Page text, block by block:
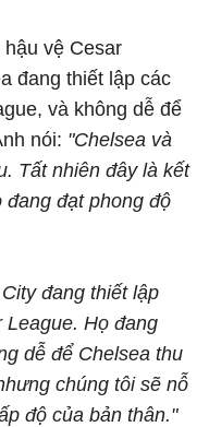
vệ Cesar
đang thiết lập các
và không dễ để
nói: "Chelsea và
Tất nhiên đây là kết
đang đạt phong độ
đang thiết lập
League. Họ đang
dễ để Chelsea thu
chúng tôi sẽ nỗ
độ của bản thân."